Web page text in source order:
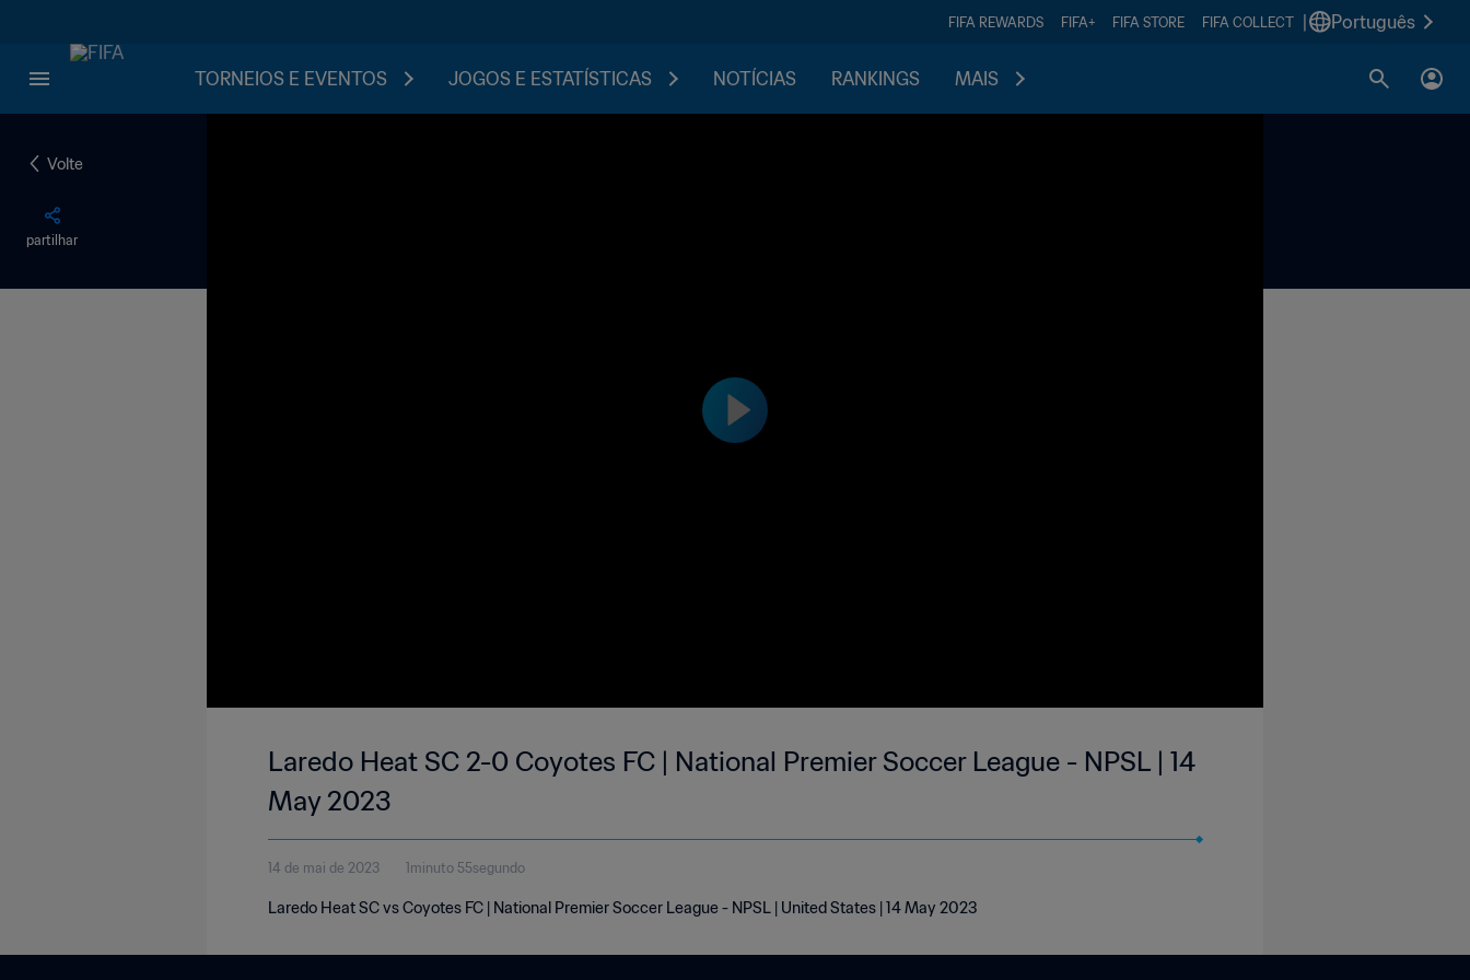
FIFA REWARDS FIFA+ FIFA STORE FIFA COLLECT Português
TORNEIOS E EVENTOS JOGOS E ESTATÍSTICAS NOTÍCIAS RANKINGS MAIS
Volte
partilhar
Laredo Heat SC 2-0 Coyotes FC | National Premier Soccer League - NPSL | 14
May 2023
14 de mai de 2023 1minuto 55segundo
Laredo Heat SC vs Coyotes FC | National Premier Soccer League - NPSL | United States | 14 May 2023